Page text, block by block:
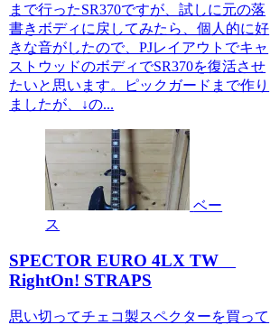
まで行ったSR370ですが、試しに元の落
書きボディに戻してみたら、個人的に好
きな音がしたので、PJレイアウトでキャ
ストウッドのボディでSR370を復活させ
たいと思います。ピックガードまで作り
ましたが、↓の...
ベー
ス
SPECTOR EURO 4LX TW
RightOn! STRAPS
思い切ってチェコ製スペクターを買って